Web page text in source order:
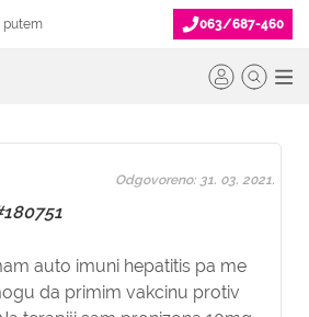
putem 063/687-460
auto imuni hepatitis pa me
da primim vakcinu protiv
Odgovoreno: 31. 03. 2021.